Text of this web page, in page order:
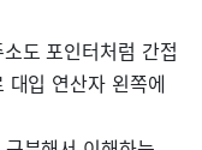
도 포인터처럼 간접
입 연산자 왼쪽에